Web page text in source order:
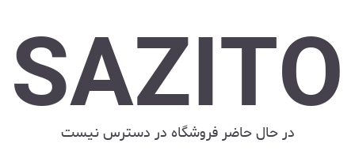
SAZITO
در حال حاضر فروشگاه در دسترس نیست